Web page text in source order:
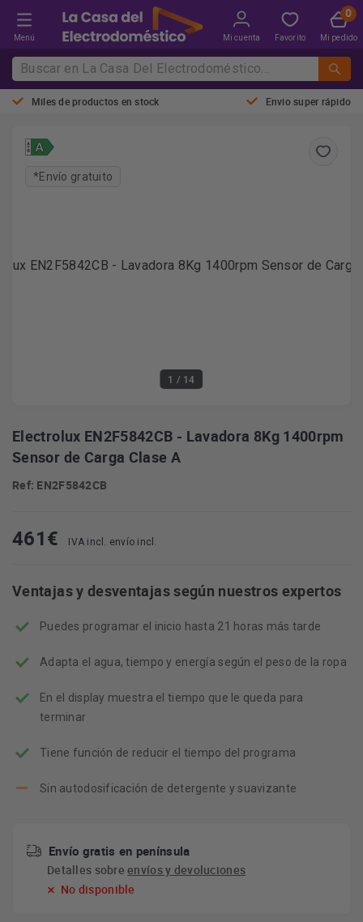
Menú Mi cuenta Favorito Mi pedido
Miles de productos en stock Envio super rápido
1 / 14
*Envío gratuito
Electrolux EN2F5842CB - Lavadora 8Kg 1400rpm
Sensor de Carga Clase A
Ref: EN2F5842CB
461€ IVA incl. envío incl.
Ventajas y desventajas según nuestros expertos
Puedes programar el inicio hasta 21 horas más tarde
Adapta el agua, tiempo y energía según el peso de la ropa
En el display muestra el tiempo que le queda para
terminar
Tiene función de reducir el tiempo del programa
Sin autodosificación de detergente y suavizante
Envío gratis en península
Detalles sobreenvíos y devoluciones
No disponible